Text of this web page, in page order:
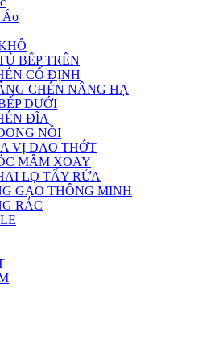
Áo
BẾP TRÊN
CỐ ĐỊNH
CHÉN NÂNG HẠ
DƯỚI
ĐĨA
NỒI
VỊ DAO THỚT
MÂM XOAY
LỌ TẨY RỬA
GẠO THÔNG MINH
RÁC